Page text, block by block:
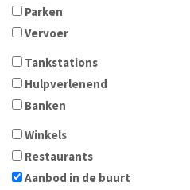
Parken
Vervoer
Tankstations
Hulpverlenend
Banken
Winkels
Restaurants
Aanbod in de buurt